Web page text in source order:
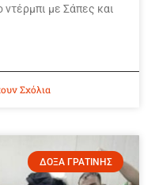
ντέρμπι με Σάπες και
Σχόλια
ΔΟΞΑ ΓΡΑΤΙΝΗΣ